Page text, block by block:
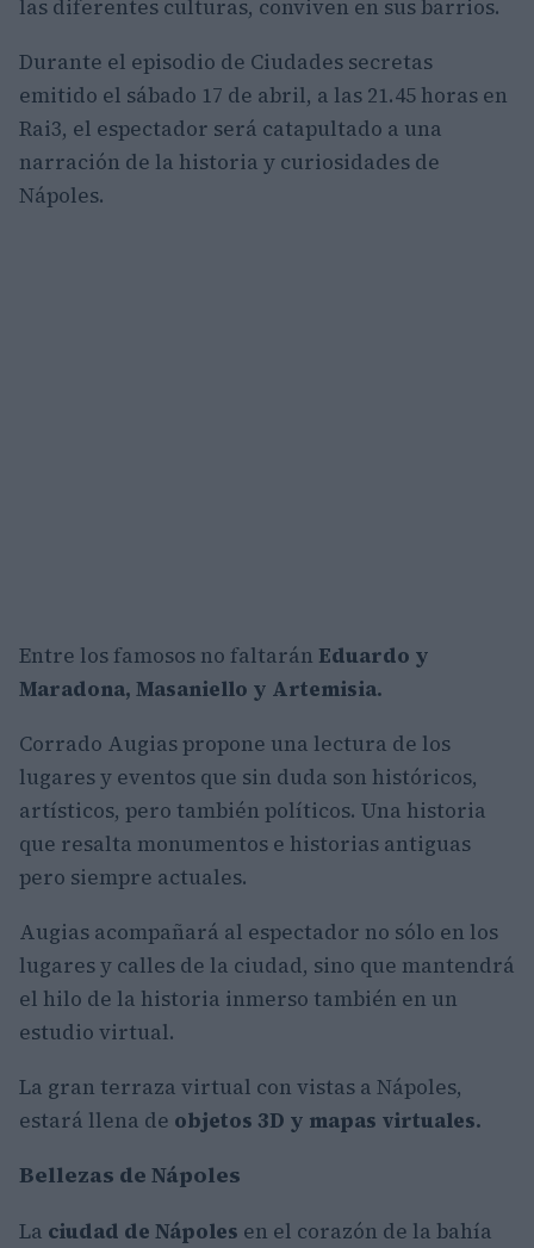
las diferentes culturas, conviven en sus barrios.
Durante el episodio de Ciudades secretas
emitido el sábado 17 de abril, a las 21.45 horas en
Rai3, el espectador será catapultado a una
narración de la historia y curiosidades de
Nápoles.
Entre los famosos no faltarán Eduardo y
Maradona, Masaniello y Artemisia.
Corrado Augias propone una lectura de los
lugares y eventos que sin duda son históricos,
artísticos, pero también políticos. Una historia
que resalta monumentos e historias antiguas
pero siempre actuales.
Augias acompañará al espectador no sólo en los
lugares y calles de la ciudad, sino que mantendrá
el hilo de la historia inmerso también en un
estudio virtual.
La gran terraza virtual con vistas a Nápoles,
estará llena de objetos 3D y mapas virtuales.
Bellezas de Nápoles
La ciudad de Nápoles en el corazón de la bahía